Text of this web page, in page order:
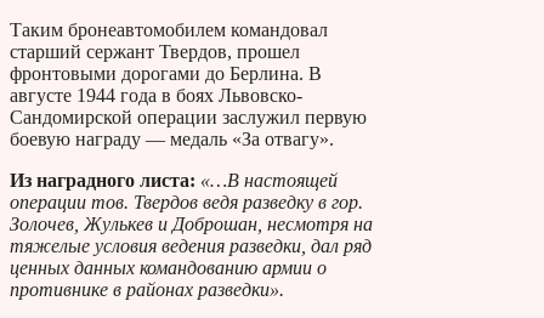
Таким бронеавтомобилем командовал
старший сержант Твердов, прошел
фронтовыми дорогами до Берлина. В
августе 1944 года в боях Львовско-
Сандомирской операции заслужил первую
боевую награду — медаль «За отвагу».
Из наградного листа: «…В настоящей
операции тов. Твердов ведя разведку в гор.
Золочев, Жулькев и Доброшан, несмотря на
тяжелые условия ведения разведки, дал ряд
ценных данных командованию армии о
противнике в районах разведки».